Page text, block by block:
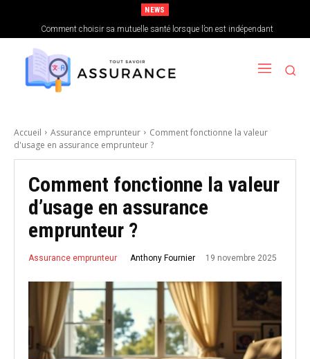
NEWS
Comment choisir sa mutuelle santé lorsque l’on est indépendant
Accueil Assurance emprunteur
Comment fonctionne la valeur
d'usage en assurance emprunteur ?
Comment fonctionne la valeur
d’usage en assurance
emprunteur ?
Assurance emprunteur Anthony Fournier 19 novembre 2025